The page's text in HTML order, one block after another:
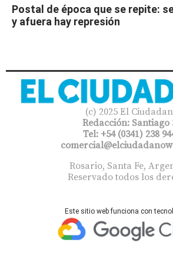
Postal de época que se repite:
y afuera hay represión
(c) 2025 El
Redacción: Santiago
Tel: +54 (0341) 238
Rosario, Santa Fe,
Reservado todos los
Este sitio web funciona con